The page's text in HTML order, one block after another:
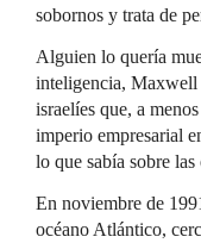
sobornos y trata de
Alguien lo quería
inteligencia, Maxwell
israelíes que, a
imperio empresarial
lo que sabía sobre
En noviembre de
océano Atlántico,